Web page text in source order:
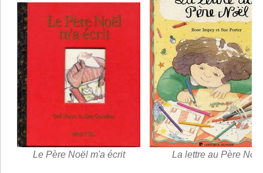
Le Père Noël m'a écrit La lettre au Père Noël